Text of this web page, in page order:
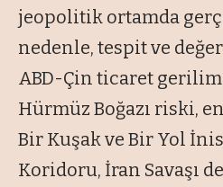
jeopolitik ortamda
nedenle, tespit ve
ABD-Çin ticaret
Hürmüz Boğazı riski,
Bir Kuşak ve Bir Yol
Koridoru, İran Savaşı